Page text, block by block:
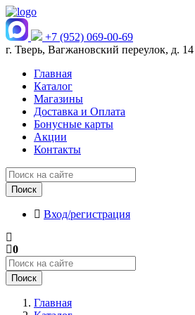
+7 (952) 069-00-69
г. Тверь, Вагжановский переулок, д. 14
Главная
Каталог
Магазины
Доставка и Оплата
Бонусные карты
Акции
Контакты
Поиск
Вход/регистрация
0
Поиск
Главная